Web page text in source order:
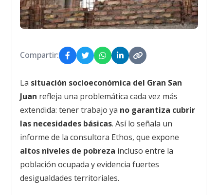
Compartir:
La situación socioeconómica del Gran San
Juan refleja una problemática cada vez más
extendida: tener trabajo ya no garantiza cubrir
las necesidades básicas. Así lo señala un
informe de la consultora Ethos, que expone
altos niveles de pobreza incluso entre la
población ocupada y evidencia fuertes
desigualdades territoriales.